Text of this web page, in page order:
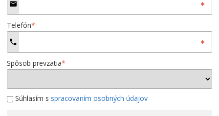
Telefón*
Spôsob prevzatia*
Súhlasím s spracovaním osobných údajov